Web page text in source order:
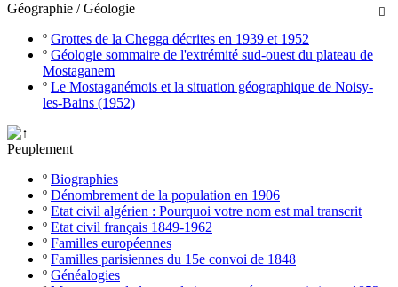

Géographie / Géologie
º Grottes de la Chegga décrites en 1939 et 1952
º Géologie sommaire de l'extrémité sud-ouest du plateau de
Mostaganem
º Le Mostaganémois et la situation géographique de Noisy-
les-Bains (1952)
Peuplement
º Biographies
º Dénombrement de la population en 1906
º Etat civil algérien : Pourquoi votre nom est mal transcrit
º Etat civil français 1849-1962
º Familles européennes
º Familles parisiennes du 15e convoi de 1848
º Généalogies